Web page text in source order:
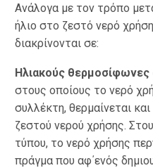
Ανάλογα με τον τρόπο
ήλιο στο ζεστό νερό
διακρίνονται σε:
Ηλιακούς
στους οποίους το νερό
συλλέκτη, θερμαίνεται
ζεστού νερού χρήσης.
τύπου, το νερό χρήσης
πράγμα που αφ΄ενός